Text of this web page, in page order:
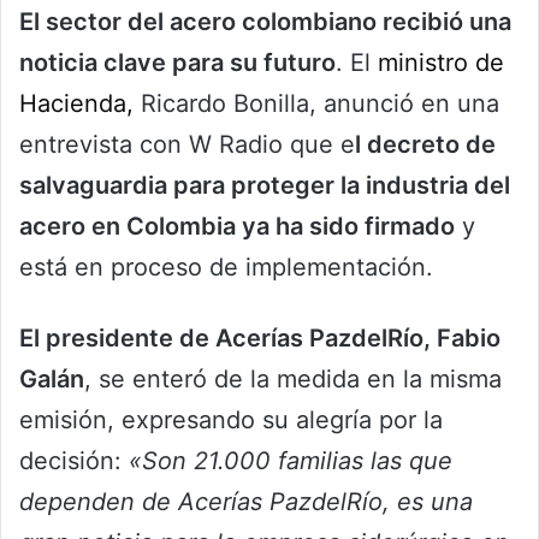
El sector del acero colombiano recibió una
noticia clave para su futuro. El ministro de
Hacienda, Ricardo Bonilla, anunció en una
entrevista con W Radio que el decreto de
salvaguardia para proteger la industria del
acero en Colombia ya ha sido firmado y
está en proceso de implementación.
El presidente de Acerías PazdelRío, Fabio
Galán, se enteró de la medida en la misma
emisión, expresando su alegría por la
decisión: «Son 21.000 familias las que
dependen de Acerías PazdelRío, es una